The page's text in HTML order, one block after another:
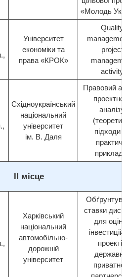
«Молодь
Університет
економіки та
права «КРОК»
Quality
project
activity
Східноукраїнський
національний
університет
ім. В. Даля
Правовий
аналізу
підходи
ІІ місце
Харківський
національний
автомобільно-
дорожній
університет
ставки
для
проектів